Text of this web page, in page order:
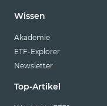
Wissen
Akademie
ETF-Explorer
Newsletter
Top-Artikel